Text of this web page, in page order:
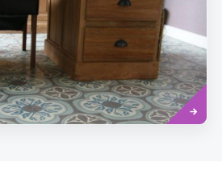
Read
more